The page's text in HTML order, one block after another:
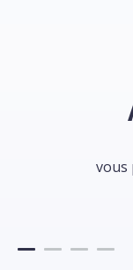
vous